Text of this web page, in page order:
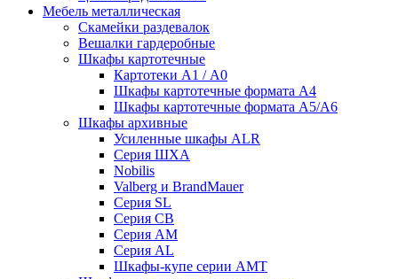
Мебель металлическая
Скамейки раздевалок
Вешалки гардеробные
Шкафы картотечные
Картотеки А1 / А0
Шкафы картотечные формата А4
Шкафы картотечные формата А5/А6
Шкафы архивные
Усиленные шкафы ALR
Серия ШХА
Nobilis
Valberg и BrandMauer
Cерия SL
Серия СВ
Серия АМ
Серия AL
Шкафы-купе серии AMT